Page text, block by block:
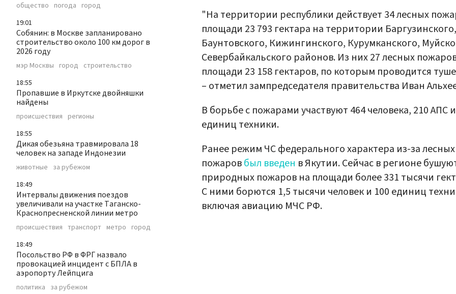
общество погода город
19:01
Собянин: в Москве запланировано
строительство около 100 км дорог в
2026 году
мэр Москвы город строительство
18:55
Пропавшие в Иркутске двойняшки
найдены
происшествия регионы
18:55
Дикая обезьяна травмировала 18
человек на западе Индонезии
животные за рубежом
18:49
Интервалы движения поездов
увеличивали на участке Таганско-
Краснопресненской линии метро
происшествия транспорт метро город
18:49
Посольство РФ в ФРГ назвало
провокацией инцидент с БПЛА в
аэропорту Лейпцига
политика за рубежом
"На территории республики действует 34 лесных
площади 23 793 гектара на территории Баргузинского,
Баунтовского, Кижингинского, Курумканского,
Севербайкальского районов. Из них 27 лесных
площади 23 158 гектаров, по которым проводится
– отметил зампредседателя правительства Иван
В борьбе с пожарами участвуют 464 человека, 210 АПС
единиц техники.
Ранее режим ЧС федерального характера из-за лесных
пожаровбыл введен в Якутии. Сейчас в регионе
природных пожаров на площади более 331 тысячи
С ними борются 1,5 тысячи человек и 100 единиц
включая авиацию МЧС РФ.